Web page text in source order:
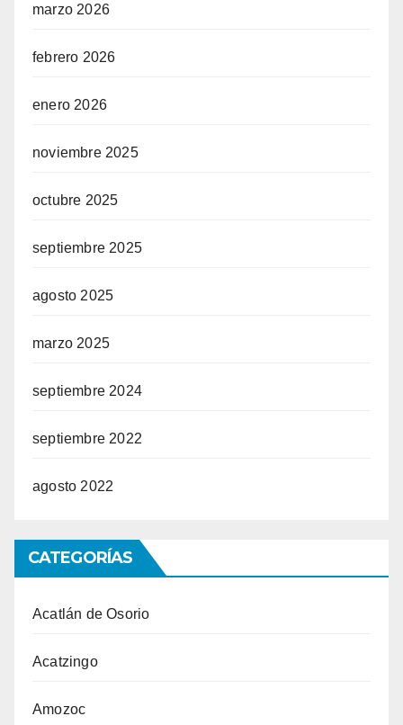
marzo 2026
febrero 2026
enero 2026
noviembre 2025
octubre 2025
septiembre 2025
agosto 2025
marzo 2025
septiembre 2024
septiembre 2022
agosto 2022
CATEGORÍAS
Acatlán de Osorio
Acatzingo
Amozoc